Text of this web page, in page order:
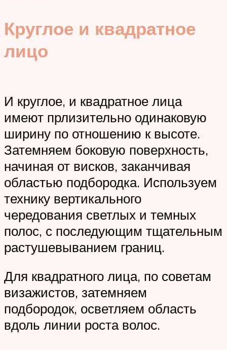
Круглое и квадратное
лицо
И круглое, и квадратное лица
имеют прлизительно одинаковую
ширину по отношению к высоте.
Затемняем боковую поверхность,
начиная от висков, заканчивая
областью подбородка. Используем
технику вертикального
чередования светлых и темных
полос, с последующим тщательным
растушевыванием границ.
Для квадратного лица, по советам
визажистов, затемняем
подбородок, осветляем область
вдоль линии роста волос.